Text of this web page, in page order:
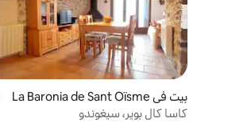
بيت في La Baronia de Sant Oïsme
كاسا كال بوير، سيغوندو